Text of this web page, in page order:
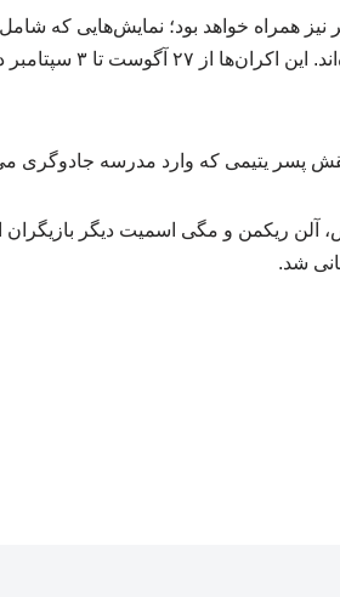
پشت‌صحنه است که تاکنون روی
نقش پسر یتیمی که وارد مدرسه
آلن ریکمن و مگی اسمیت دیگر بازیگران
شد.